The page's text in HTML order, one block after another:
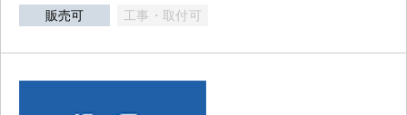
販売可 工事・取付可